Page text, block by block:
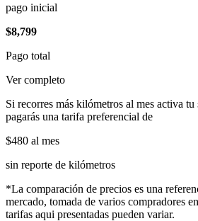
pago inicial
$8,799
Pago total
Ver completo
Si recorres más kilómetros al mes activa
pagarás una tarifa preferencial de
$480 al mes
sin reporte de kilómetros
*La comparación de precios es una
mercado, tomada de varios compradores
tarifas aqui presentadas pueden variar.